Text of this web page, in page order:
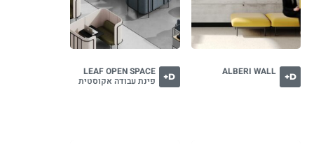
D+
ALBERI WALL
D+
LEAF OPEN SPACE
פינת עבודה אקוסטית